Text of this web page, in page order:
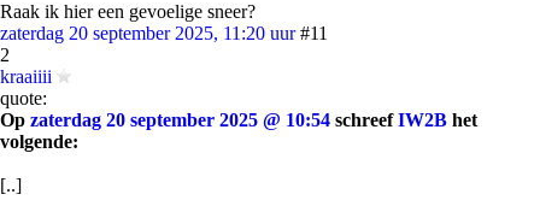
Raak ik hier een gevoelige sneer?
zaterdag 20 september 2025, 11:20 uur #11
2
kraaiiii
quote:
Op zaterdag 20 september 2025 @ 10:54 schreefIW2B het
volgende:
[..]